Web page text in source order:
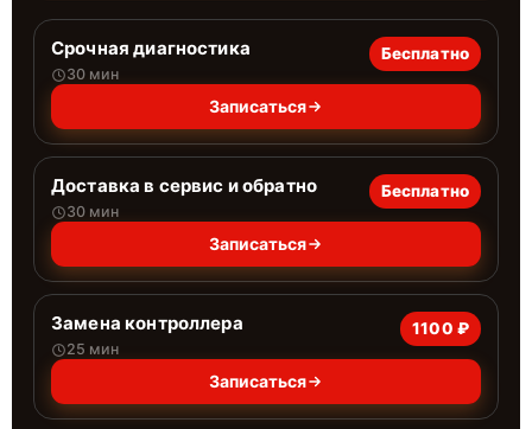
Срочная диагностика
30 мин
Бесплатно
Записаться
Доставка в сервис и обратно
30 мин
Бесплатно
Записаться
Замена контроллера
25 мин
1100 ₽
Записаться